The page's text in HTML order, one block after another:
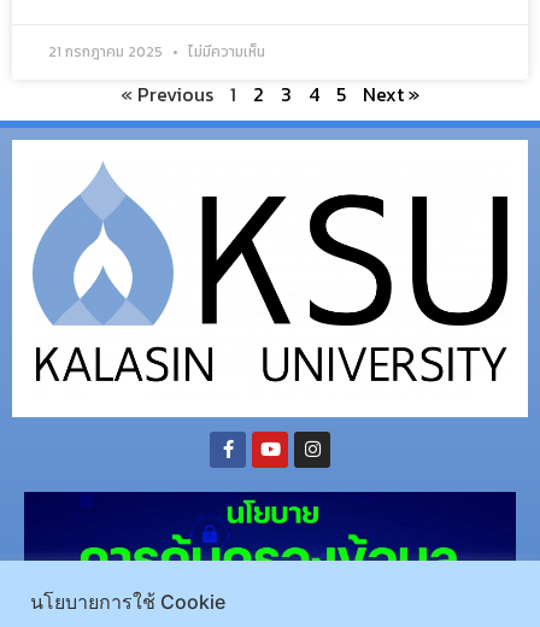
21 กรกฎาคม 2025 ไม่มีความเห็น
« Previous 1 2 3 4 5 Next »
นโยบายการใช้ Cookie